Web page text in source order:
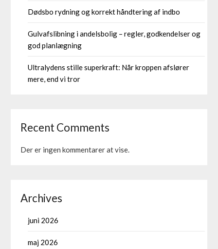
Dødsbo rydning og korrekt håndtering af indbo
Gulvafslibning i andelsbolig – regler, godkendelser og
god planlægning
Ultralydens stille superkraft: Når kroppen afslører
mere, end vi tror
Recent Comments
Der er ingen kommentarer at vise.
Archives
juni 2026
maj 2026